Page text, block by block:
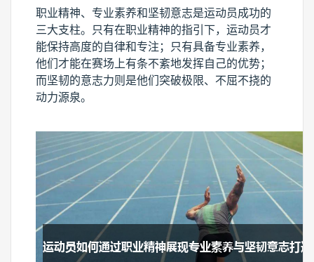
职业精神、专业素养和坚韧意志是运动员成功的
三大支柱。只有在职业精神的指引下，运动员才
能保持高度的自律和专注；只有具备专业素养，
他们才能在赛场上有条不紊地发挥自己的优势；
而坚韧的意志力则是他们突破极限、不屈不挠的
动力源泉。